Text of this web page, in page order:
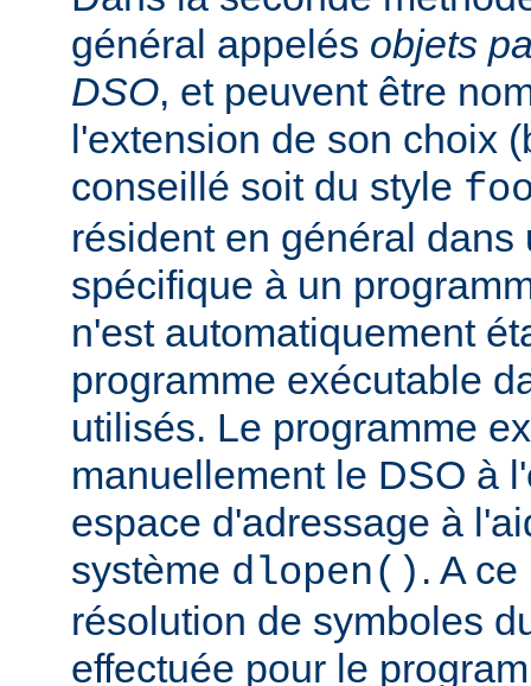
général appelés objets
DSO, et peuvent être
l'extension de son choix
conseillé soit du style
résident en général dans
spécifique à un
n'est automatiquement
programme exécutable
utilisés. Le programme
manuellement le DSO à
espace d'adressage à
système dlopen() . A
résolution de symboles
effectuée pour le